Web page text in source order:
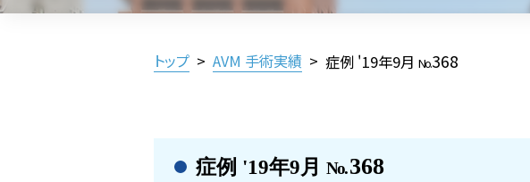
トップ > AVM 手術実績 > 症例 '19年9月No.368
症例 '19年9月 No.368